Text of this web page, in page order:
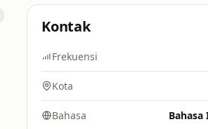
Kontak
Frekuensi
Kota
Bahasa Bahasa